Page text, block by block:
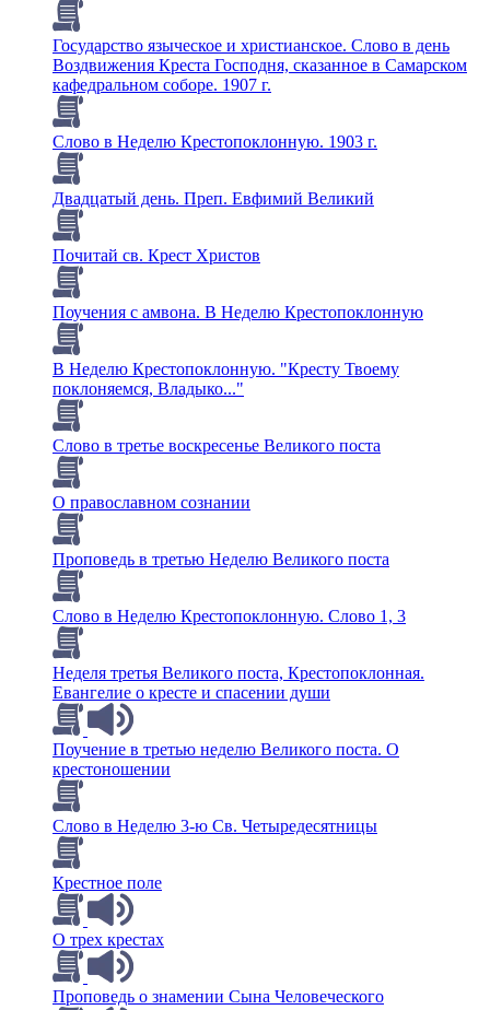
Государство языческое и христианское. Слово в день
Воздвижения Креста Господня, сказанное в Самарском
кафедральном соборе. 1907 г.
Слово в Неделю Крестопоклонную. 1903 г.
Двадцатый день. Преп. Евфимий Великий
Почитай св. Крест Христов
Поучения с амвона. В Неделю Крестопоклонную
В Неделю Крестопоклонную. "Кресту Твоему
поклоняемся, Владыко..."
Слово в третье воскресенье Великого поста
О православном сознании
Проповедь в третью Неделю Великого поста
Слово в Неделю Крестопоклонную. Слово 1, 3
Неделя третья Великого поста, Крестопоклонная.
Евангелие о кресте и спасении души
Поучение в третью неделю Великого поста. О
крестоношении
Слово в Неделю 3-ю Св. Четыредесятницы
Крестное поле
О трех крестах
Проповедь о знамении Сына Человеческого